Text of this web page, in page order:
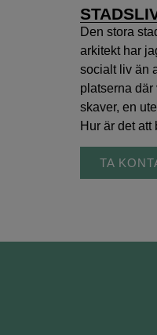
Den stora
arkitekt har
socialt liv än
platserna där
skaver, en
Hur är det
TA